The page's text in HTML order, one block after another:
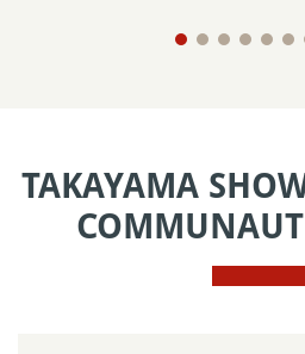
TAKAYAMA